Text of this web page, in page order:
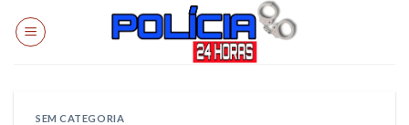
SEM CATEGORIA